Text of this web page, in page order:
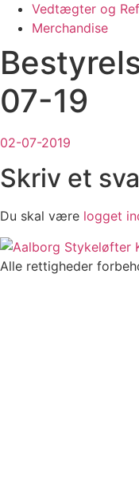
Vedtægter og
Merchandise
07-19
02-07-2019
Skriv et
Du skal være logget
Alle rettigheder